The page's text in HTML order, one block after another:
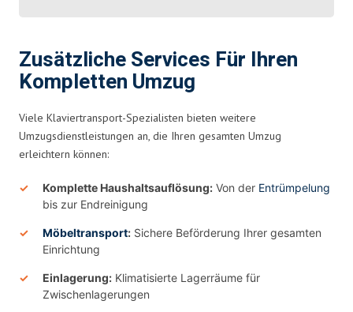
Zusätzliche Services Für Ihren
Kompletten Umzug
Viele Klaviertransport-Spezialisten bieten weitere
Umzugsdienstleistungen an, die Ihren gesamten Umzug
erleichtern können:
Komplette Haushaltsauflösung: Von der Entrümpelung
bis zur Endreinigung
Möbeltransport: Sichere Beförderung Ihrer gesamten
Einrichtung
Einlagerung: Klimatisierte Lagerräume für
Zwischenlagerungen